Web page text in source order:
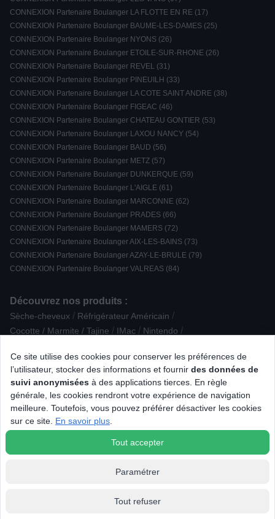
Ce site utilise des cookies pour conserver les préférences de
l’utilisateur, stocker des informations et fournir des données de
suivi anonymisées à des applications tierces. En règle
générale, les cookies rendront votre expérience de navigation
meilleure. Toutefois, vous pouvez préférer désactiver les cookies
sur ce site. En savoir plus
Tout accepter
Paramétrer
Tout refuser
CONNEXION Partenaire Boulanger LA FLOTTE EN RE (17)
CONNEXION Partenaire Boulanger BAUME-LES-DAMES (25)
CONNEXION Partenaire Boulanger NYONS (26)
CONNEXION Partenaire Boulanger ETOILE-SUR-RHONE (26)
CONNEXION Partenaire Boulanger REVEL (31)
CONNEXION Partenaire Boulanger PINEUILH (33)
CONNEXION Partenaire Boulanger LA COTE SAINT ANDRE (38)
CONNEXION Partenaire Boulanger FIGEAC (46)
CONNEXION Partenaire Boulanger CHATEAU GONTIER (53)
CONNEXION Partenaire Boulanger LAXOU NANCY (54)
CONNEXION Partenaire Boulanger BAUD (56)
CONNEXION Partenaire Boulanger METZ (57)
CONNEXION Partenaire Boulanger DUNKERQUE (59)
CONNEXION Partenaire Boulanger L'AIGLE (61)
CONNEXION Partenaire Boulanger MARCONNE (62)
CONNEXION Partenaire Boulanger PRADES (66)
CONNEXION Partenaire Boulanger MAMERS (72)
CONNEXION Partenaire Boulanger AIX-LES-BAINS (73)
CONNEXION Partenaire Boulanger AZAY-LE-BRULE (79)
CONNEXION Partenaire Boulanger VALREAS (84)
Découvrez nos produits :
Sèche-cheveux / Réfrigérateur Américain /
Cocotte / Marmite / Tajine / IMac / Nintendo /
Plancha / Passerelle multimedia / Casque de réalité virtuelle /
Réfrigérateur avec freezer / Petit appareil de fête /
Casque sans fil et ANC Intra-auriculaire Déshydrateur
PC Gamer / XBOX Soin visage /
Mobilité électrique / Barbecue à gaz
Accessoire Epilation / Rasage / Téléphone avec répondeur
© 2026 Tous droits réservés Connexion.fr
Affichage et filtrage